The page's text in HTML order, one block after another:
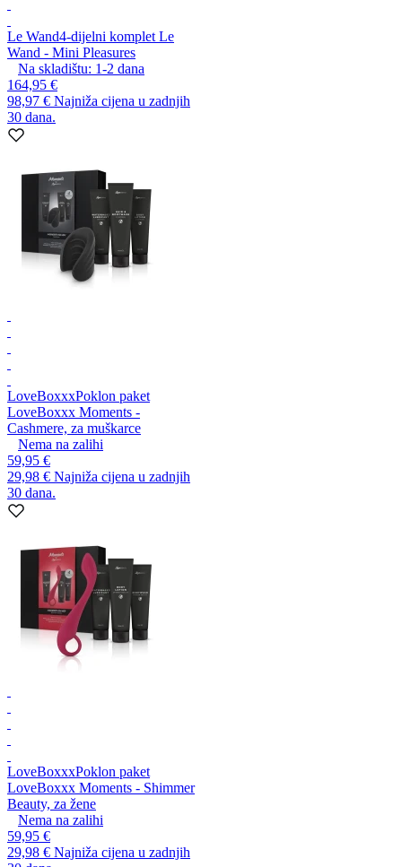
Le Wand4-dijelni komplet Le
Wand - Mini Pleasures
Na skladištu: 1-2 dana
164,95 €
98,97 € Najniža cijena u zadnjih
30 dana.
LoveBoxxxPoklon paket
LoveBoxxx Moments -
Cashmere, za muškarce
Nema na zalihi
59,95 €
29,98 € Najniža cijena u zadnjih
30 dana.
LoveBoxxxPoklon paket
LoveBoxxx Moments - Shimmer
Beauty, za žene
Nema na zalihi
59,95 €
29,98 € Najniža cijena u zadnjih